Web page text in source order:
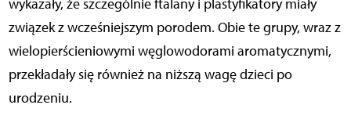
wykazały, że szczególnie ftalany i plastyfikatory miały
związek z wcześniejszym porodem. Obie te grupy, wraz z
wielopierścieniowymi węglowodorami aromatycznymi,
przekładały się również na niższą wagę dzieci po
urodzeniu.